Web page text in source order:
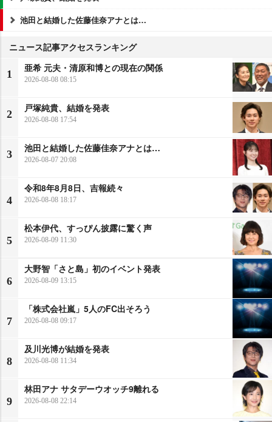
池田と結婚した佐藤佳奈アナとは…
ニュース記事アクセスランキング
1
亜希 元夫・清原和博との現在の関係
2026-08-08 08:15
2
戸塚純貴、結婚を発表
2026-08-08 17:54
3
池田と結婚した佐藤佳奈アナとは…
2026-08-07 20:08
4
令和8年8月8日、吉報続々
2026-08-08 18:17
5
松本伊代、すっぴん披露に驚く声
2026-08-09 11:30
6
大野智「さと島」初のイベント発表
2026-08-09 13:15
7
「株式会社嵐」5人のFC出そろう
2026-08-08 09:17
8
及川光博が結婚を発表
2026-08-08 11:34
9
林田アナ サタデーウオッチ9離れる
2026-08-08 22:14